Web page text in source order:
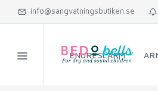
info@sangvatningsbutiken.se
ENURESLARM